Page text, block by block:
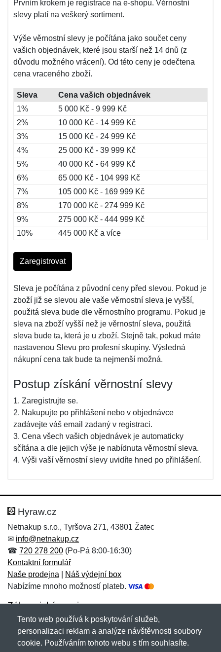
Prvním krokem je registrace na e-shopu. Věrnostní
slevy platí na veškerý sortiment.
Výše věrnostní slevy je počítána jako součet ceny
vašich objednávek, které jsou starší než 14 dnů (z
důvodu možného vrácení). Od této ceny je odečtena
cena vraceného zboží.
Sleva
Cena vašich objednávek
1%
5 000 Kč - 9 999 Kč
2%
10 000 Kč - 14 999 Kč
3%
15 000 Kč - 24 999 Kč
4%
25 000 Kč - 39 999 Kč
5%
40 000 Kč - 64 999 Kč
6%
65 000 Kč - 104 999 Kč
7%
105 000 Kč - 169 999 Kč
8%
170 000 Kč - 274 999 Kč
9%
275 000 Kč - 444 999 Kč
10%
445 000 Kč a více
Zaregistrovat
Sleva je počítána z původní ceny před slevou. Pokud je
zboží již se slevou ale vaše věrnostní sleva je vyšší,
použitá sleva bude dle věrnostního programu. Pokud je
sleva na zboží vyšší než je věrnostní sleva, použitá
sleva bude ta, která je u zboží. Stejně tak, pokud máte
nastavenou Slevu pro profesní skupiny. Výsledná
nákupní cena tak bude ta nejmenší možná.
Postup získání věrnostní slevy
1. Zaregistrujte se.
2. Nakupujte po přihlášení nebo v objednávce
zadávejte váš email zadaný v registraci.
3. Cena všech vašich objednávek je automaticky
sčítána a dle jejich výše je nabídnuta věrnostní sleva.
4. Výši vaší věrnostní slevy uvidíte hned po přihlášení.
Hyraw.cz
Netnakup s.r.o., Tyršova 271, 43801 Žatec
✉ info@netnakup.cz
☎ 720 278 200 (Po-Pá 8:00-16:30)
Kontaktní formulář
Naše prodejna
Náš výdejní box
Nabízíme mnoho možností plateb.
Zákaznický servis
Novinky emailem
Tento web používá k poskytování služeb,
personalizaci reklam a analýze návštěvnosti soubory
cookie. Používáním tohoto webu s tím souhlasíte.